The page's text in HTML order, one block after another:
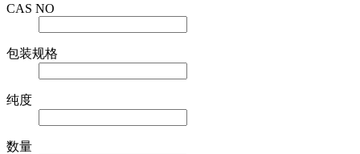
CAS NO
包装规格
纯度
数量